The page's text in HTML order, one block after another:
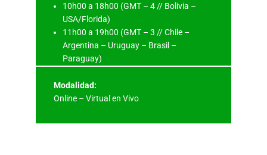
10h00 a 18h00 (GMT – 4 // Bolivia –
USA/Florida)
11h00 a 19h00 (GMT – 3 // Chile –
Argentina – Uruguay – Brasil –
Paraguay)
Modalidad:
Online – Virtual en Vivo